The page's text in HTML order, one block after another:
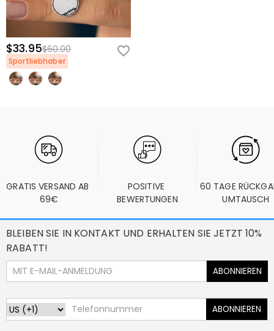
$33.95$60.00
Sportliebhaber
GRATIS VERSAND AB
69€
POSITIVE
BEWERTUNGEN
60 TAGE
UMTAUSCH
BLEIBEN SIE IN KONTAKT UND ERHALTEN SIE JETZT 10%
RABATT!
ABONNIEREN
ABONNIEREN